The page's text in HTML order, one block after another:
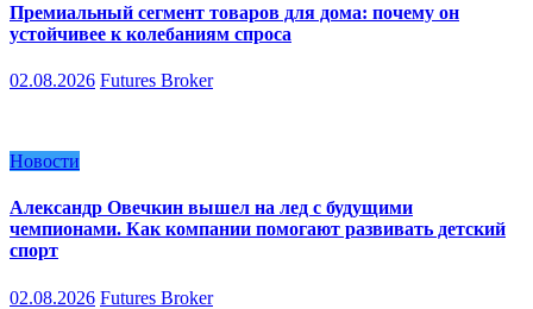
Премиальный сегмент товаров для дома: почему он
устойчивее к колебаниям спроса
02.08.2026 Futures Broker
Новости
Александр Овечкин вышел на лед с будущими
чемпионами. Как компании помогают развивать детский
спорт
02.08.2026 Futures Broker